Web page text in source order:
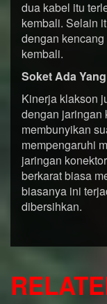
dua kabel itu
kembali. Selain
dengan
kembali.
Soket Ada
Kinerja klakson
dengan jaringan
membunyikan
mempengaruhi
jaringan
berkarat biasa
biasanya ini
dibersihkan.